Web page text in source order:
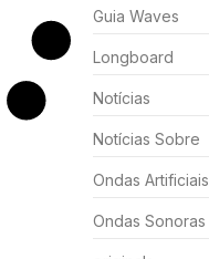
Guia Waves
Longboard
Notícias
Notícias Sobre
Ondas Artificiais
Ondas Sonoras